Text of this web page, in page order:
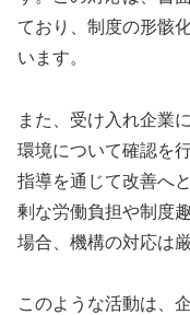
ており、制度の形骸
います。
また、受け入れ企業
環境について確認を
指導を通じて改善へ
剰な労働負担や制度
場合、機構の対応は
このような活動は、